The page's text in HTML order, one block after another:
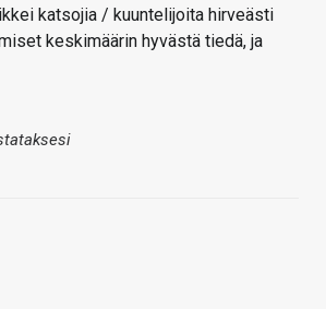
katsojia / kuuntelijoita hirveästi
keskimäärin hyvästä tiedä, ja